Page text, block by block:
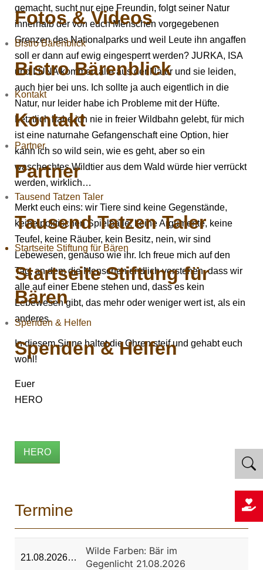
Fotos & Videos
Bistro Bärenblick
Bistro Bärenblick
Kontakt
Kontakt
Partner
Partner
Tausend Tatzen Taler
Tausend Tatzen Taler
Startseite Stiftung für Bären
Startseite Stiftung für
Bären
Spenden & Helfen
Spenden & Helfen
gemacht, sucht nur eine Freundin, folgt seiner Natur
innerhalb der von euch Menschen vorgegebenen
Grenzen des Nationalparks und weil Leute ihn angaffen
soll er dann auf ewig eingesperrt werden? JURKA, ISA
und LUNA kommen alle aus der Natur und sie leiden,
auch hier bei uns. Ich sollte ja auch eigentlich in die
Natur, nur leider habe ich Probleme mit der Hüfte.
Letztlich habe ich nie in freier Wildbahn gelebt, für mich
ist eine naturnahe Gefangenschaft eine Option, hier
kann ich so wild sein, wie es geht, aber so ein
waschechtes Wildtier aus dem Wald würde hier verrückt
werden, wirklich…
Merkt euch eins: wir Tiere sind keine Gegenstände,
keine politischen Spielbälle, keine Argumente, keine
Teufel, keine Räuber, kein Besitz, nein, wir sind
Lebewesen, genauso wie ihr. Ich freue mich auf den
Tag, an dem die Menschen endlich verstehen, dass wir
alle auf einer Ebene stehen und, dass es kein
Lebewesen gibt, das mehr oder weniger wert ist, als ein
anderes.
In diesem Sinne haltet die Ohren steif und gehabt euch
wohl!
Euer
HERO
HERO
Termine
21.08.2026…
Wilde Farben: Bär im
Gegenlicht 21.08.2026